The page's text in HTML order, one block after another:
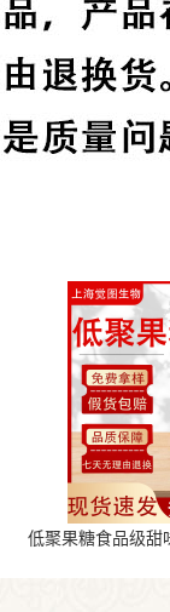
低聚果糖食品级甜